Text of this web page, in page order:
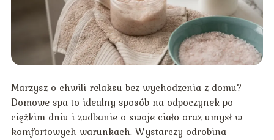
Marzysz o chwili relaksu bez wychodzenia z domu?
Domowe spa to idealny sposób na odpoczynek po
ciężkim dniu i zadbanie o swoje ciało oraz umysł w
komfortowych warunkach. Wystarczy odrobina